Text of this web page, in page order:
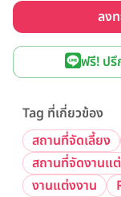
ลง
ฟรี! ป
Tag ที่เกี่ยวข้อง
สถานที่จัดเลี้ยง
สถานที่จัดงานแ
งานแต่งงาน